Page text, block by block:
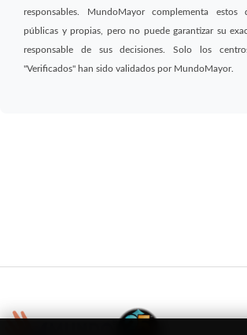
responsables. MundoMayor complementa
públicas y propias, pero no puede garantizar su
responsable de sus decisiones. Solo los
"Verificados" han sido validados por MundoMayor.